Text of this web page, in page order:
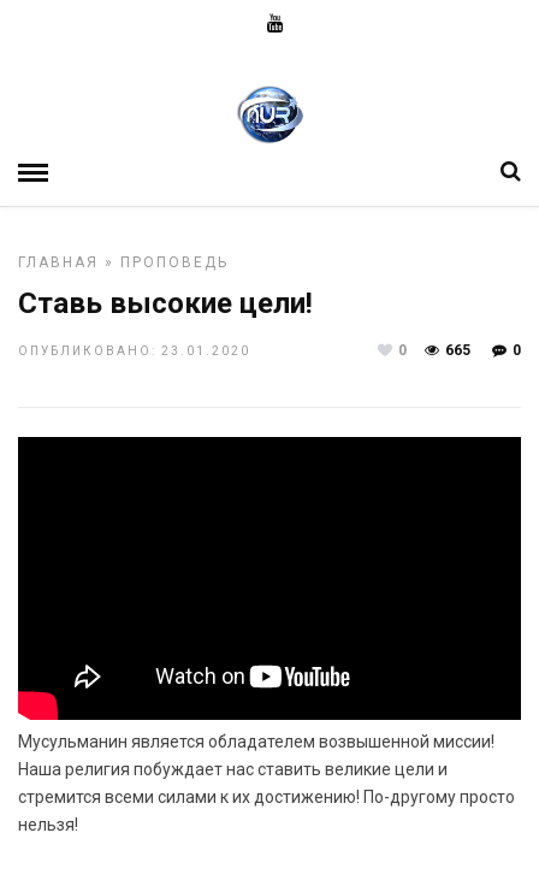
ГЛАВНАЯ » ПРОПОВЕДЬ
Ставь высокие цели!
ОПУБЛИКОВАНО: 23.01.2020 0
665
0
Мусульманин является обладателем возвышенной миссии!
Наша религия побуждает нас ставить великие цели и
стремится всеми силами к их достижению! По-другому просто
нельзя!